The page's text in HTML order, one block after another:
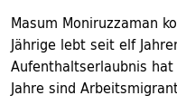
Masum Moniruzzaman
Jährige lebt seit elf
Aufenthaltserlaubnis
Jahre sind